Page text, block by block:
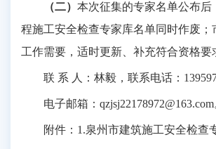
（二） 本次征集的专家名单公布后
程施工安全检查专家库名单同时作废；
工作需要，适时更新、补充符合资格要
联 系 人：林毅，联系电话：
电子邮箱： qzjsj22178972@163.com
附件： 1.泉州市建筑施工安全检查